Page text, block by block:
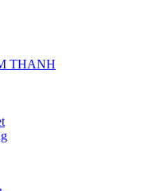
THANH